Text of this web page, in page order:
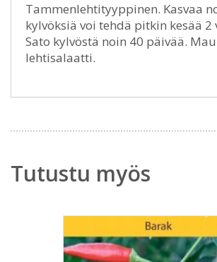
Tammenlehtityyppinen. Kasvaa
kylvöksiä voi tehdä pitkin kesää 2
Sato kylvöstä noin 40 päivää.
lehtisalaatti.
Tutustu myös